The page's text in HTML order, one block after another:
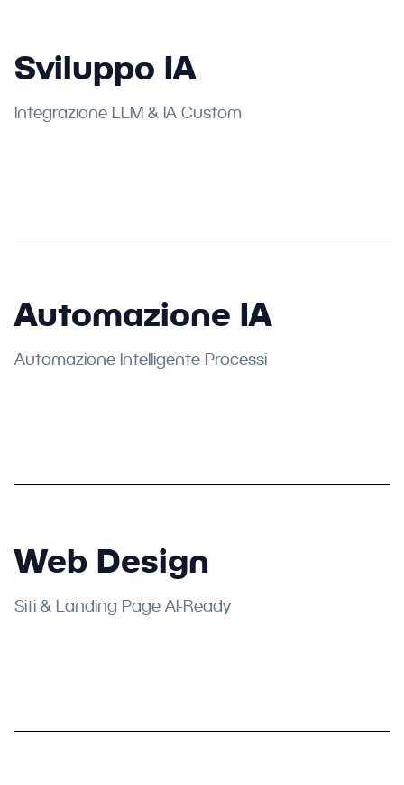
Sviluppo IA
Integrazione LLM & IA Custom
Automazione IA
Automazione Intelligente Processi
Web Design
Siti & Landing Page AI-Ready